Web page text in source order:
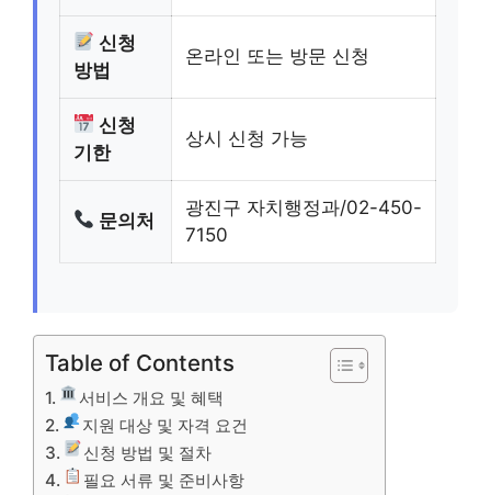
신청
방법
온라인 또는 방문 신청
신청
기한
상시 신청 가능
문의처
광진구 자치행정과/02-450-
7150
Table of Contents
서비스 개요 및 혜택
지원 대상 및 자격 요건
신청 방법 및 절차
필요 서류 및 준비사항